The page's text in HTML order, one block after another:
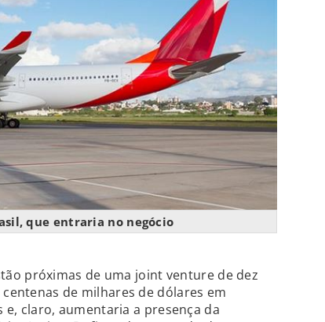
que entraria no negócio
próximas de uma joint venture de dez
de milhares de dólares em
claro, aumentaria a presença da